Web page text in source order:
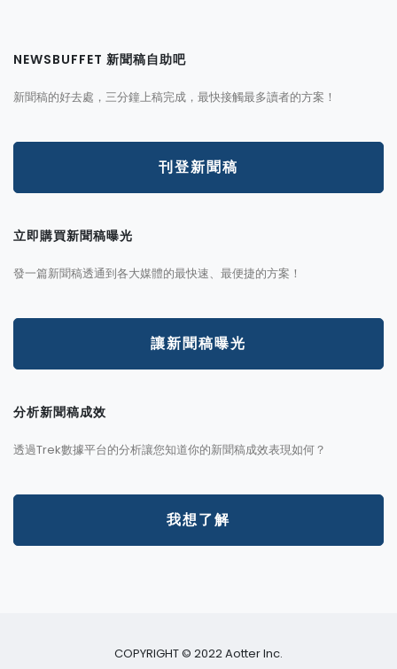
NEWSBUFFET 新聞稿自助吧
新聞稿的好去處，三分鐘上稿完成，最快接觸最多讀者的方案！
刊登新聞稿
立即購買新聞稿曝光
發一篇新聞稿透通到各大媒體的最快速、最便捷的方案！
讓新聞稿曝光
分析新聞稿成效
透過Trek數據平台的分析讓您知道你的新聞稿成效表現如何？
我想了解
COPYRIGHT © 2022 Aotter Inc.